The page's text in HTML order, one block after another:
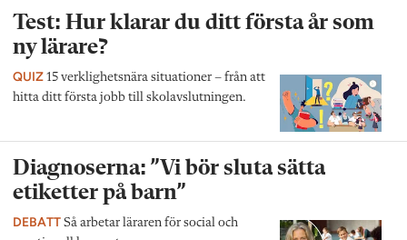
Test: Hur klarar du ditt första år som
ny lärare?
QUIZ 15 verklighetsnära situationer – från att
hitta ditt första jobb till skolavslutningen.
Diagnoserna: ”Vi bör sluta sätta
etiketter på barn”
DEBATT Så arbetar läraren för social och